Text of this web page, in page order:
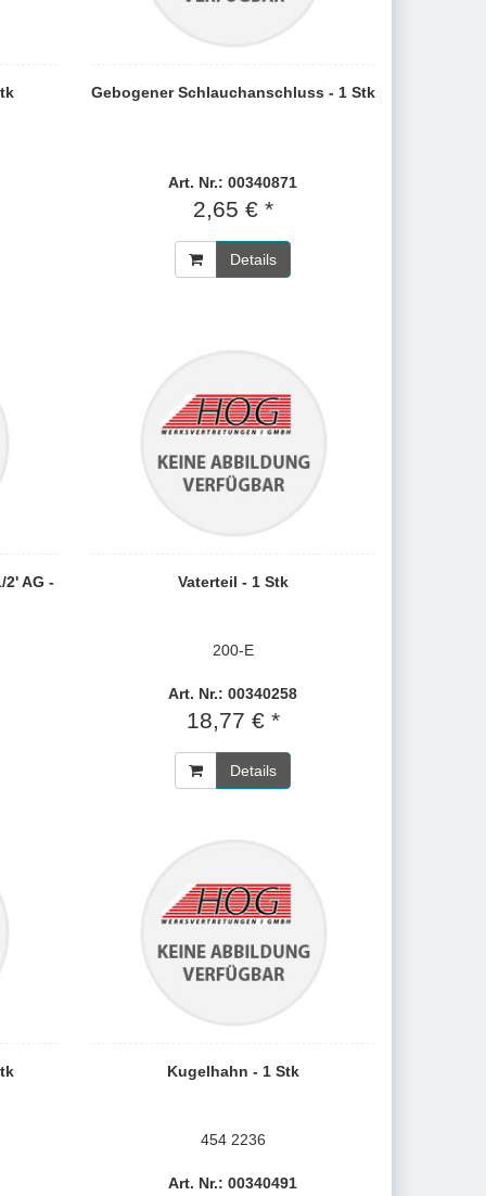
Gebogener Schlauchanschluss - 1 Stk
Art. Nr.: 00340871
2,65 € *
Details
AG - Vaterteil - 1 Stk
200-E
Art. Nr.: 00340258
18,77 € *
Details
Kugelhahn - 1 Stk
454 2236
Art. Nr.: 00340491